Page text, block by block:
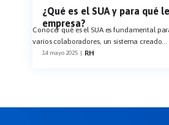
¿Qué es el SUA y para qué
empresa?
Conocer qué es el SUA es fundamental
varios colaboradores, un sistema creado...
14 mayo 2025 | RH